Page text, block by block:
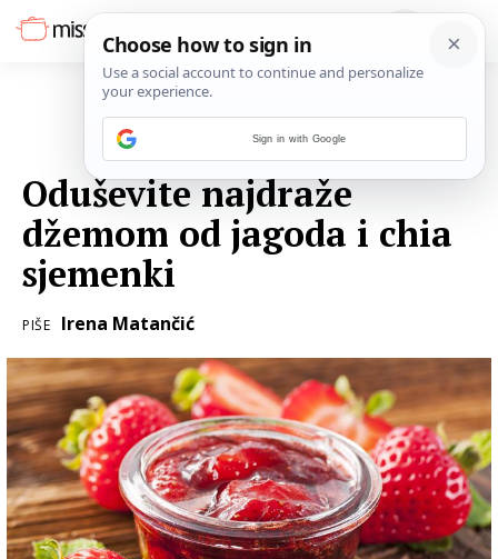
Oduševite najdraže
džemom od jagoda i chia
sjemenki
PIŠE Irena Matančić
Sign in with Google